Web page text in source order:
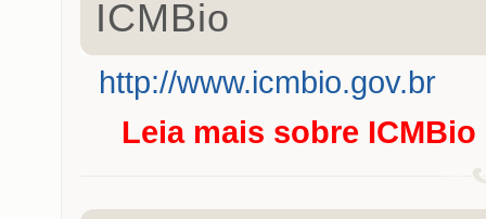
ICMBio
http://www.icmbio.gov.br
Leia mais sobre ICMBio